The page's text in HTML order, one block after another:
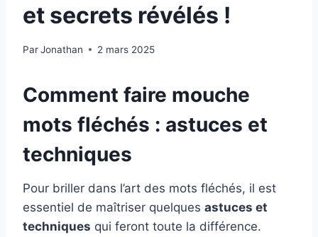
et secrets révélés !
ParJonathan 2 mars 2025
Comment faire mouche
mots fléchés : astuces et
techniques
Pour briller dans l’art des mots fléchés, il est
essentiel de maîtriser quelques astuces et
techniques qui feront toute la différence.